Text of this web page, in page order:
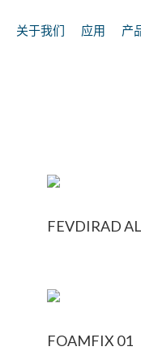
关于我们 应用 产
FEVDIRAD
FOAMFIX 01